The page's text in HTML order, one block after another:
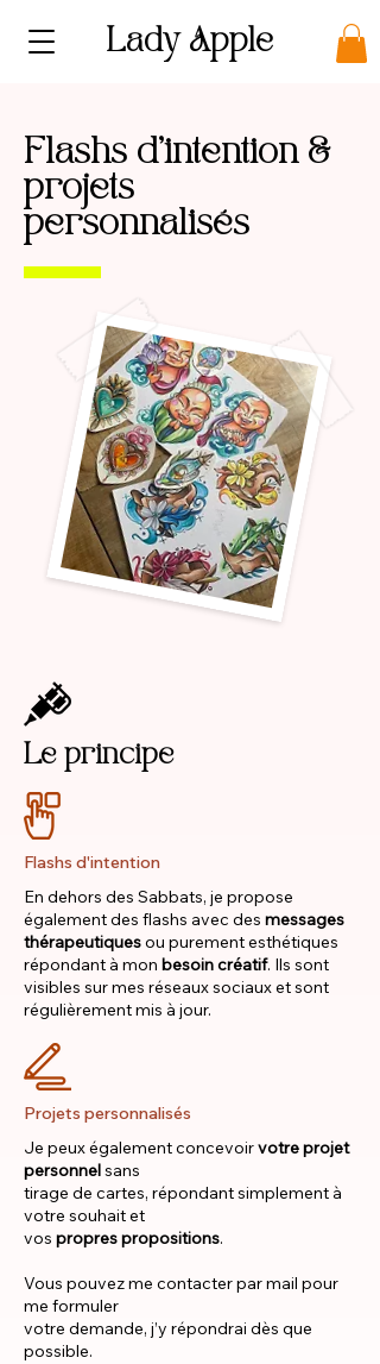
Lady Apple
Flashs d'intention &
projets
personnalisés
Le principe
Flashs d'intention
En dehors des Sabbats, je propose
également des flashs avec des messages
thérapeutiquesou purement esthétiques
répondant à mon besoin créatif. Ils sont
visibles sur mes réseaux sociauxet sont
régulièrement mis à jour.
Projets personnalisés
Je peux également concevoirvotre projet
personnelsans
tirage de cartes, répondant simplement à
votre souhait et
vos propres propositions.
Vous pouvez me contacter par mail pour
me formuler
votre demande, j’y répondrai dès que
possible.